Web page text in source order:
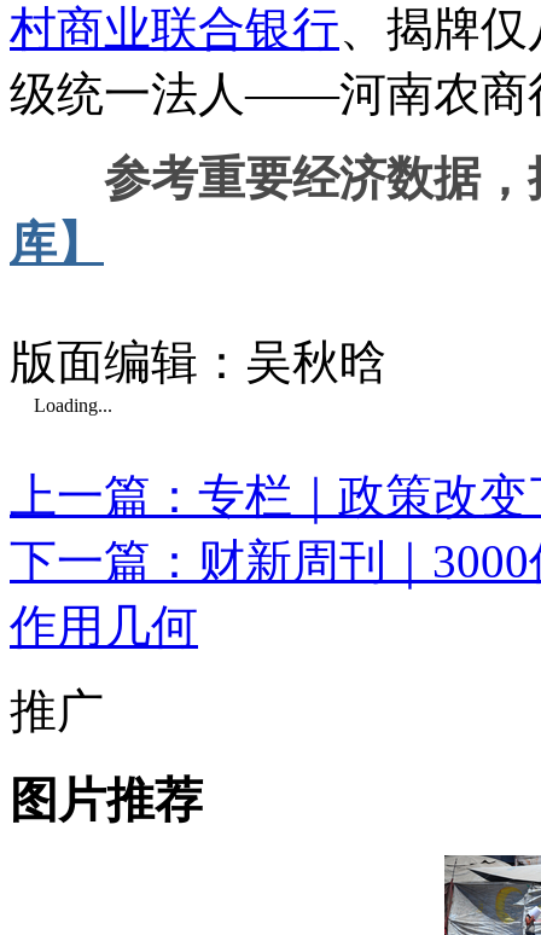
村商业联合银行、揭牌
级统一法人——河南农商
参考重要经济数据
库】
版面编辑：吴秋晗
Loading...
上一篇：专栏｜政策改
下一篇：财新周刊｜
作用几何
推广
图片推荐